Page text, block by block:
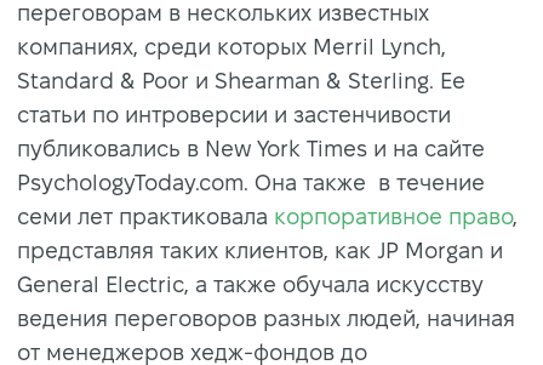
переговорам в нескольких известных
компаниях, среди которых Merril Lynch,
Standard & Poor и Shearman & Sterling. Ее
статьи по интроверсии и застенчивости
публиковались в New York Times и на сайте
PsychologyToday.com. Она также в течение
семи лет практиковала корпоративное право,
представляя таких клиентов, как JP Morgan и
General Electric, а также обучала искусству
ведения переговоров разных людей, начиная
от менеджеров хедж-фондов до